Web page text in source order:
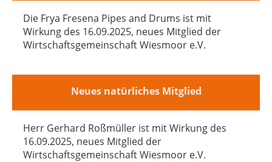
Die Frya Fresena Pipes and Drums ist mit
Wirkung des 16.09.2025, neues Mitglied der
Wirtschaftsgemeinschaft Wiesmoor e.V.
Neues natürliches Mitglied
Herr Gerhard Roßmüller ist mit Wirkung des
16.09.2025, neues Mitglied der
Wirtschaftsgemeinschaft Wiesmoor e.V.